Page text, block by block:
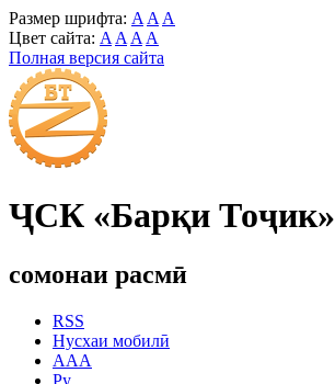
Размер шрифта: A A A
Цвет сайта: A A A A
Полная версия сайта
ҶСК «Барқи Тоҷик»
сомонаи расмӣ
RSS
Нусхаи мобилӣ
AAA
Ру